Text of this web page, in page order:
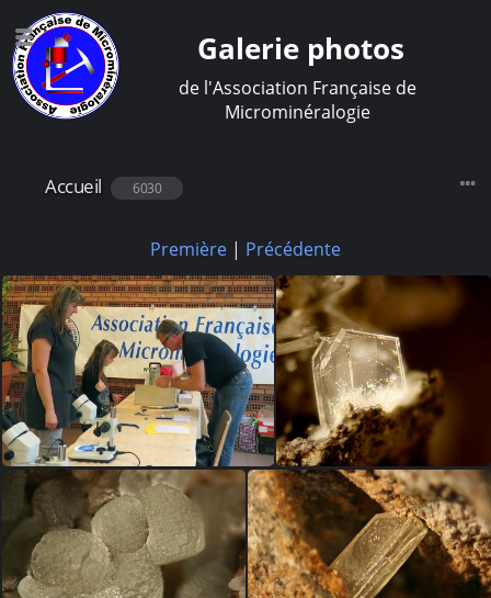
Galerie photos
de l'Association Française de
Microminéralogie
Accueil 6030
Première | Précédente